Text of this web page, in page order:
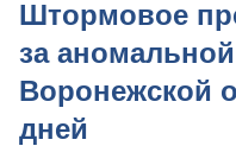
Штормовое
за
Воронежской
дней